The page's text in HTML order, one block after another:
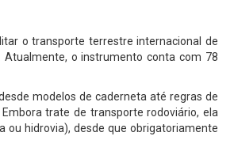
o transporte terrestre internacional de
o instrumento conta com 78
modelos de caderneta até regras de
trate de transporte rodoviário, ela
hidrovia), desde que obrigatoriamente